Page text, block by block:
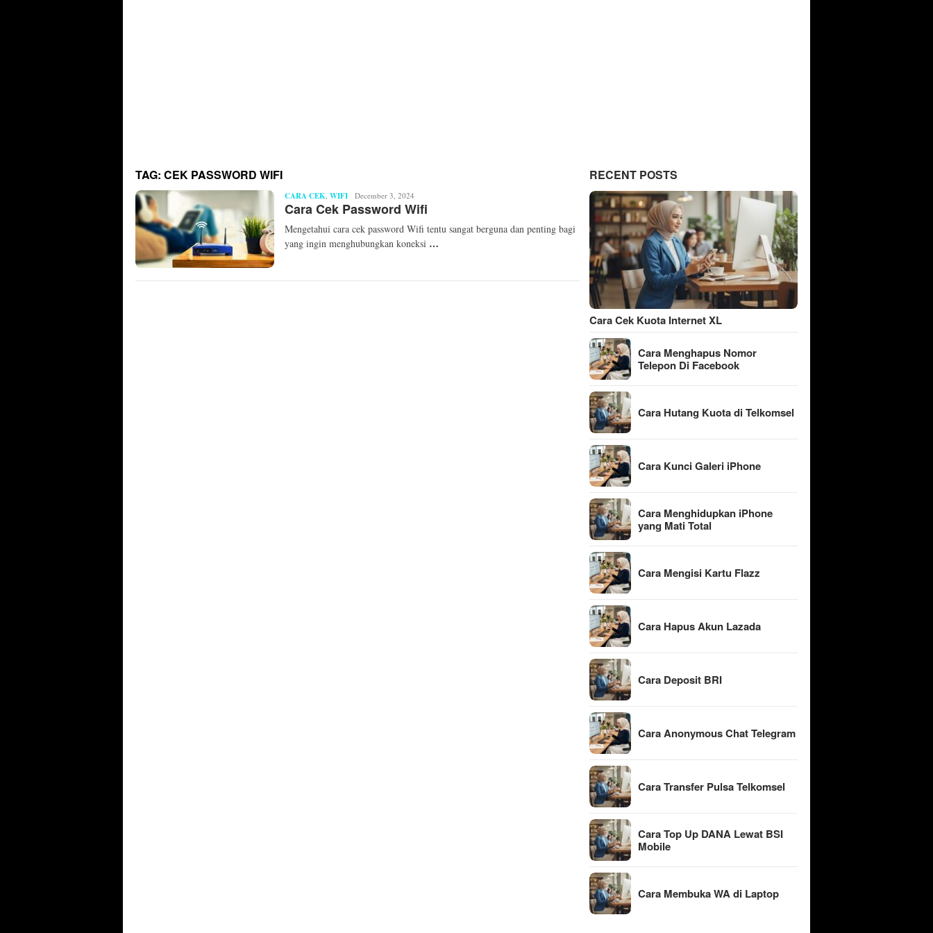
TAG: CEK PASSWORD WIFI
CARA CEK, WIFI Mita
Mellinda
December 3, 2024
Cara Cek Password Wifi
Mengetahui cara cek password Wifi tentu sangat berguna dan penting bagi
yang ingin menghubungkan koneksi …
RECENT POSTS
Cara Cek Kuota Internet XL
Cara Menghapus Nomor
Telepon Di Facebook
Cara Hutang Kuota di Telkomsel
Cara Kunci Galeri iPhone
Cara Menghidupkan iPhone
yang Mati Total
Cara Mengisi Kartu Flazz
Cara Hapus Akun Lazada
Cara Deposit BRI
Cara Anonymous Chat Telegram
Cara Transfer Pulsa Telkomsel
Cara Top Up DANA Lewat BSI
Mobile
Cara Membuka WA di Laptop